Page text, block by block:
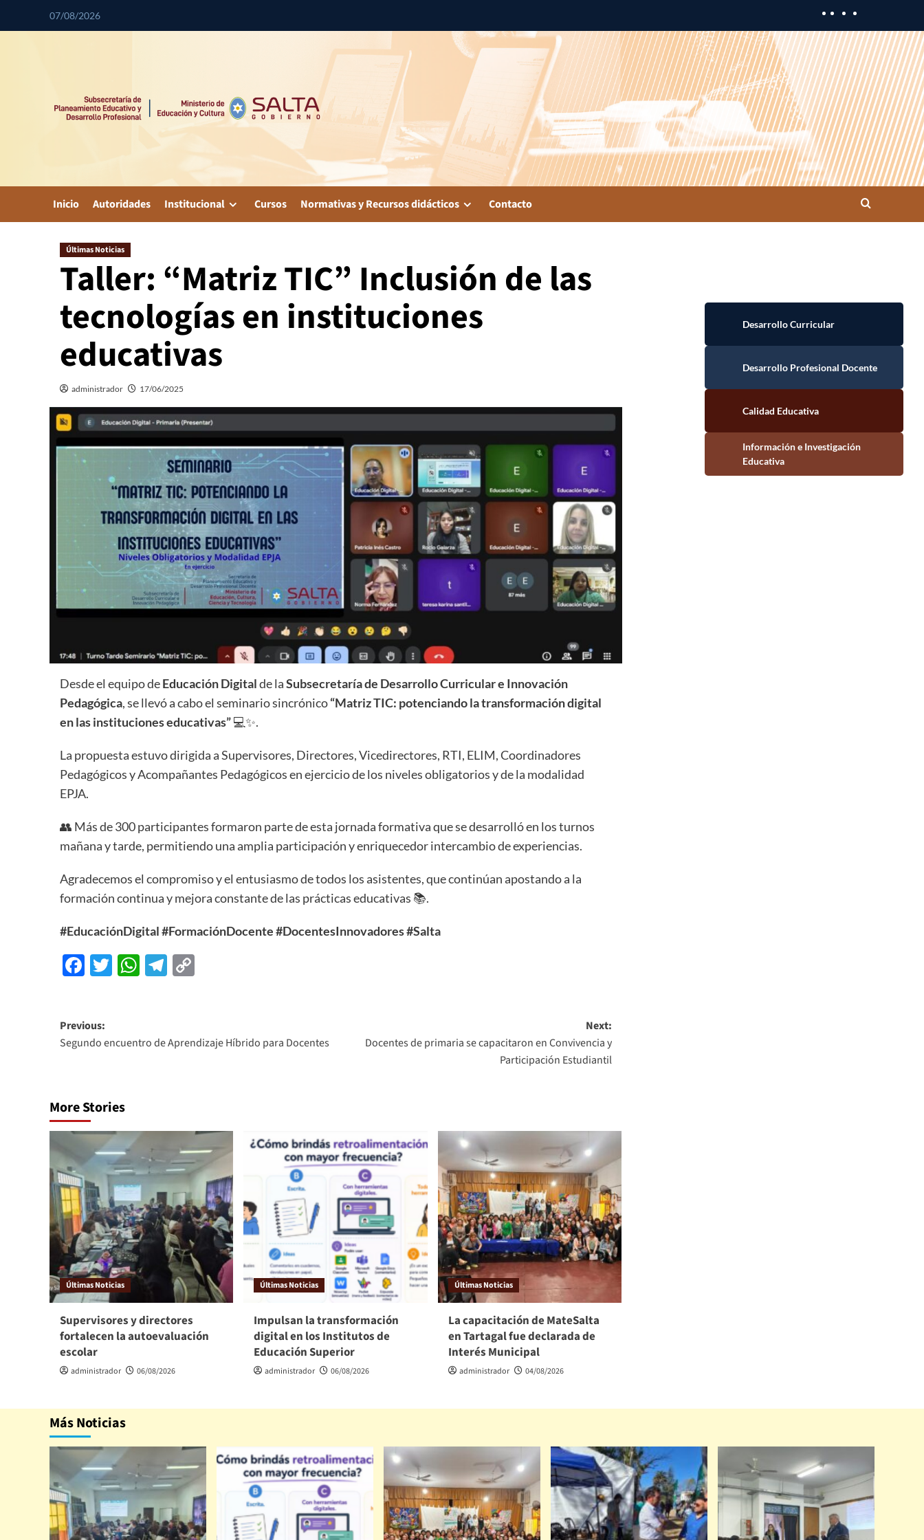
07/08/2026
Inicio Autoridades Institucional Cursos Normativas y Recursos didácticos Contacto
Últimas Noticias
Taller: “Matriz TIC” Inclusión de las
tecnologías en instituciones
educativas
administrador 17/06/2025
Desde el equipo deEducación Digitalde laSubsecretaría de Desarrollo Curricular e Innovación
Pedagógica, se llevó a cabo el seminario sincrónico“Matriz TIC: potenciando la transformación digital
en las instituciones educativas”💻✨.
La propuesta estuvo dirigida a Supervisores, Directores, Vicedirectores, RTI, ELIM, Coordinadores
Pedagógicos y Acompañantes Pedagógicos en ejercicio de los niveles obligatorios y de la modalidad
EPJA.
👥 Más de 300 participantes formaron parte de esta jornada formativa que se desarrolló en los turnos
mañana y tarde, permitiendo una amplia participación y enriquecedor intercambio de experiencias.
Agradecemos el compromiso y el entusiasmo de todos los asistentes, que continúan apostando a la
formación continua y mejora constante de las prácticas educativas 📚.
#EducaciónDigital#FormaciónDocente#DocentesInnovadores#Salta
Facebook
Twitter
WhatsApp
Telegram
Previous:
Segundo encuentro de Aprendizaje Híbrido para Docentes
Next:
Docentes de primaria se capacitaron en Convivencia y
Participación Estudiantil
More Stories
Últimas Noticias
Supervisores y directores
fortalecen la autoevaluación
escolar
administrador 06/08/2026
Últimas Noticias
Impulsan la transformación
digital en los Institutos de
Educación Superior
administrador 06/08/2026
Últimas Noticias
La capacitación de MateSalta
en Tartagal fue declarada de
Interés Municipal
administrador 04/08/2026
Información e Investigación Educativa
Más Noticias